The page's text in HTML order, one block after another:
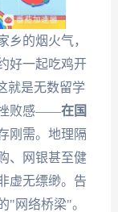
乡的烟火气，
好一起吃鸡开
就是无数留学
挫败感——在国
刚需。地理隔
、网银甚至健
虚无缥缈。告
"网络桥梁"。